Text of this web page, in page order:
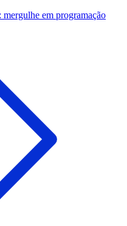
em programação